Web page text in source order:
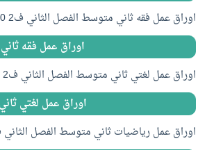
اوراق عمل فقه ثاني متوسط الفصل الثاني ف2 1440
اوراق عمل فقه ثاني
اوراق عمل لغتي ثاني متوسط الفصل الثاني ف2 1440
اوراق عمل لغتي ثاني
اوراق عمل رياضيات ثاني متوسط الفصل الثاني ف2